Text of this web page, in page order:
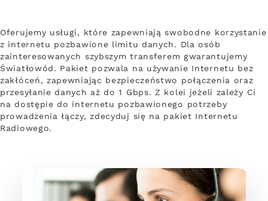
Oferujemy usługi, które zapewniają swobodne korzystanie
z internetu pozbawione limitu danych. Dla osób
zainteresowanych szybszym transferem gwarantujemy
Światłowód. Pakiet pozwala na używanie Internetu bez
zakłóceń, zapewniając bezpieczeństwo połączenia oraz
przesyłanie danych aż do 1 Gbps. Z kolei jeżeli zależy Ci
na dostępie do internetu pozbawionego potrzeby
prowadzenia łączy, zdecyduj się na pakiet Internetu
Radiowego.